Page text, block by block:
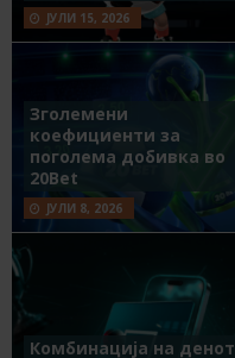
ЈУЛИ 15, 2026
Зголемени
коефициенти за
поголема добивка во
20Bet
ЈУЛИ 8, 2026
Комбинација на денот